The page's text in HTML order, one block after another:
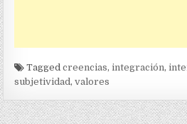
Taggedcreencias,integración,
subjetividad,valores